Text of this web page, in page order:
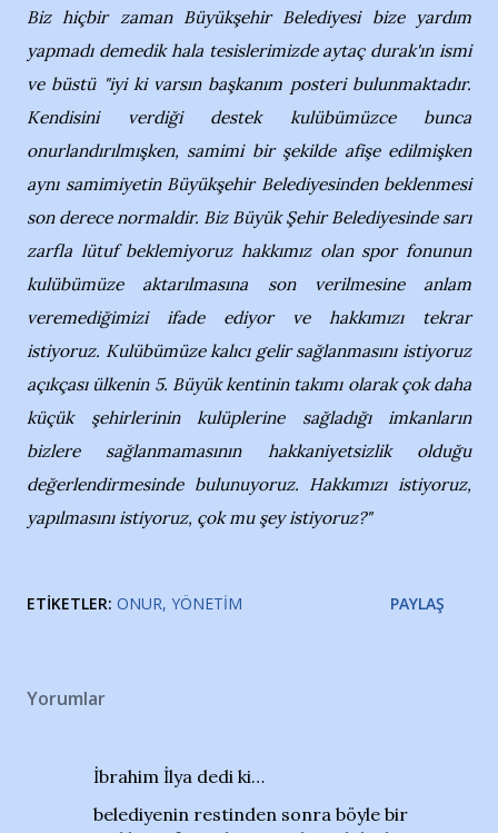
Biz hiçbir zaman Büyükşehir Belediyesi bize yardım
yapmadı demedik hala tesislerimizde aytaç durak'ın ismi
ve büstü "iyi ki varsın başkanım posteri bulunmaktadır.
Kendisini verdiği destek kulübümüzce bunca
onurlandırılmışken, samimi bir şekilde afişe edilmişken
aynı samimiyetin Büyükşehir Belediyesinden beklenmesi
son derece normaldir. Biz Büyük Şehir Belediyesinde sarı
zarfla lütuf beklemiyoruz hakkımız olan spor fonunun
kulübümüze aktarılmasına son verilmesine anlam
veremediğimizi ifade ediyor ve hakkımızı tekrar
istiyoruz. Kulübümüze kalıcı gelir sağlanmasını istiyoruz
açıkçası ülkenin 5. Büyük kentinin takımı olarak çok daha
küçük şehirlerinin kulüplerine sağladığı imkanların
bizlere sağlanmamasının hakkaniyetsizlik olduğu
değerlendirmesinde bulunuyoruz. Hakkımızı istiyoruz,
yapılmasını istiyoruz, çok mu şey istiyoruz?"
ETIKETLER: ONUR YÖNETIM PAYLAŞ
Yorumlar
İbrahim İlya dedi ki…
belediyenin restinden sonra böyle bir